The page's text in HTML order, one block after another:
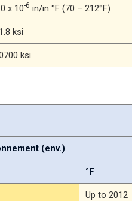
x 10-6 in/in °F (70 – 212°F)
ksi
ksi
(env.)
°F
Up to 2012